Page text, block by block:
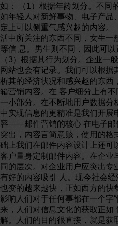
如： （1）根据年龄划分。不同
如年轻人对新鲜事物、电子产品
定上可以侧重气感兴趣的内容。
活中所关注的东西不同，女生一
等信 息。男生则不同，因此可以
（3）根据其行为划分。企业一
网站也会有记录。我们可以根
析其的经济状况和感兴趣的东西
箱营销内容。在 客户细分上有
一小部分。在不断地用户数据分
中实现信息的更精准是我们开展
容――邮件营销的核心 在电子邮
突出，内容言简意赅，使用的格
础上我们在邮件内容设计上还可
客户量身定制邮件内容。在企业
同的层次。对企业用户应突出
有好的内容吸引 人。现今社会
也变的越来越快，正如西方的快
影响人们对于任何事都在一个字
来，人们对信息文化的获取正如
解。人们的目的很直接，就是获